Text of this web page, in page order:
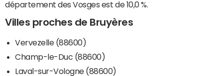
département des Vosges est de 10,0 %.
Villes proches de Bruyères
Vervezelle (88600)
Champ-le-Duc (88600)
Laval-sur-Vologne (88600)